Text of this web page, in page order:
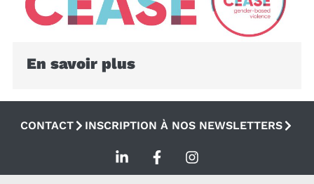
En savoir plus
CONTACT INSCRIPTION À NOS NEWSLETTERS